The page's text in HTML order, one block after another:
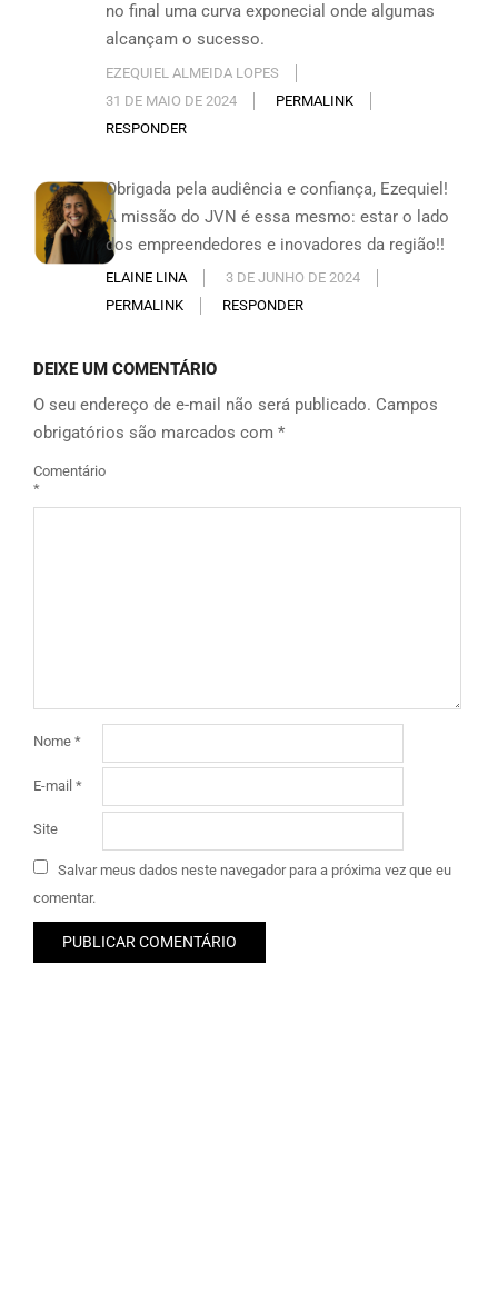
no final uma curva exponecial onde algumas
alcançam o sucesso.
EZEQUIEL ALMEIDA LOPES
31 DE MAIO DE 2024
PERMALINK
RESPONDER
Obrigada pela audiência e confiança, Ezequiel!
A missão do JVN é essa mesmo: estar o lado
dos empreendedores e inovadores da região!!
ELAINE LINA
3 DE JUNHO DE 2024
PERMALINK
RESPONDER
DEIXE UM COMENTÁRIO
O seu endereço de e-mail não será publicado. Campos
obrigatórios são marcados com *
Comentário
*
Nome *
E-mail *
Site
Salvar meus dados neste navegador para a próxima vez que eu
comentar.